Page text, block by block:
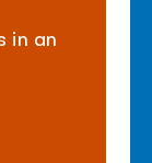
in an